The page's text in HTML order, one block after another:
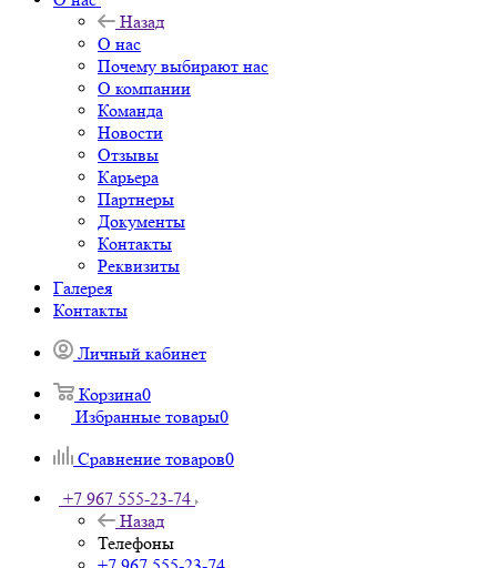
Назад
О нас
Почему выбирают нас
О компании
Команда
Новости
Отзывы
Карьера
Партнеры
Документы
Контакты
Реквизиты
Галерея
Контакты
Личный кабинет
Корзина0
Избранные товары0
Сравнение товаров0
+7 967 555-23-74
Назад
Телефоны